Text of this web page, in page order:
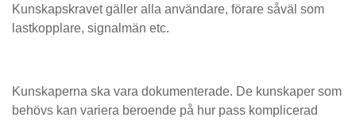
Kunskapskravet gäller alla användare, förare såväl som
lastkopplare, signalmän etc.
Kunskaperna ska vara dokumenterade. De kunskaper som
behövs kan variera beroende på hur pass komplicerad